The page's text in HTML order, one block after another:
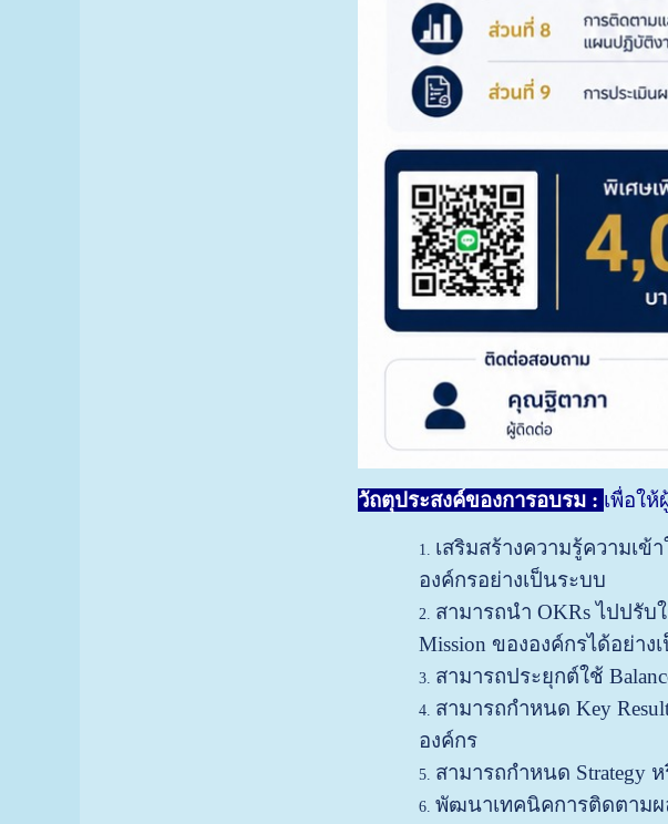
วัถตุประสงค์ของการอบรม : เพื่อให้
เสริมสร้างความรู้ความเ
องค์กรอย่างเป็นระบบ
สามารถนำ OKRs ไปปรับ
Mission ขององค์กรได้อย่าง
สามารถประยุกต์ใช้
สามารถกำหนด Key
องค์กร
สามารถกำหนด Strategy
พัฒนาเทคนิคการติดตามผ